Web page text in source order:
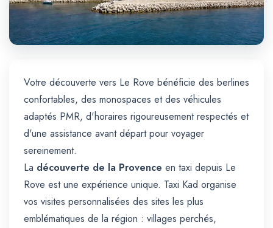
Votre découverte vers Le Rove bénéficie des berlines
confortables, des monospaces et des véhicules
adaptés PMR, d'horaires rigoureusement respectés et
d'une assistance avant départ pour voyager
sereinement.
La découverte de la Provence en taxi depuis Le
Rove est une expérience unique. Taxi Kad organise
vos visites personnalisées des sites les plus
emblématiques de la région : villages perchés,